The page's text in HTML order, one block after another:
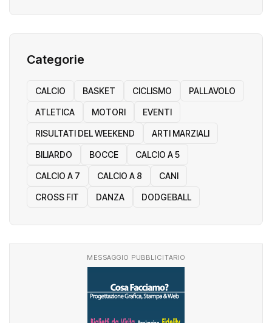
Categorie
CALCIO BASKET CICLISMO PALLAVOLO
ATLETICA MOTORI EVENTI
RISULTATI DEL WEEKEND ARTI MARZIALI
BILIARDO BOCCE CALCIO A 5
CALCIO A 7 CALCIO A 8 CANI
CROSS FIT DANZA DODGEBALL
MESSAGGIO PUBBLICITARIO